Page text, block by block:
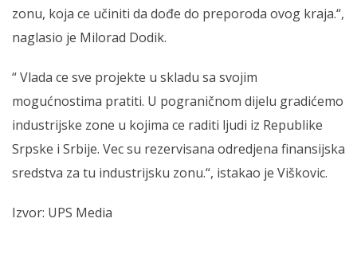
zonu, koja ce učiniti da dođe do preporoda ovog kraja.“,
naglasio je Milorad Dodik.
“ Vlada ce sve projekte u skladu sa svojim
mogućnostima pratiti. U pograničnom dijelu gradićemo
industrijske zone u kojima ce raditi ljudi iz Republike
Srpske i Srbije. Vec su rezervisana odredjena finansijska
sredstva za tu industrijsku zonu.“, istakao je Viškovic.
Izvor: UPS Media